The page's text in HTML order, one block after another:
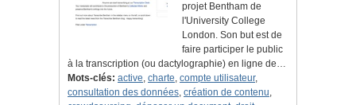
projet Bentham de
l'University College
London. Son but est de
faire participer le public
à la transcription (ou dactylographie) en ligne de…
Mots-clés: active, charte, compte utilisateur,
consultation des données, création de contenu,